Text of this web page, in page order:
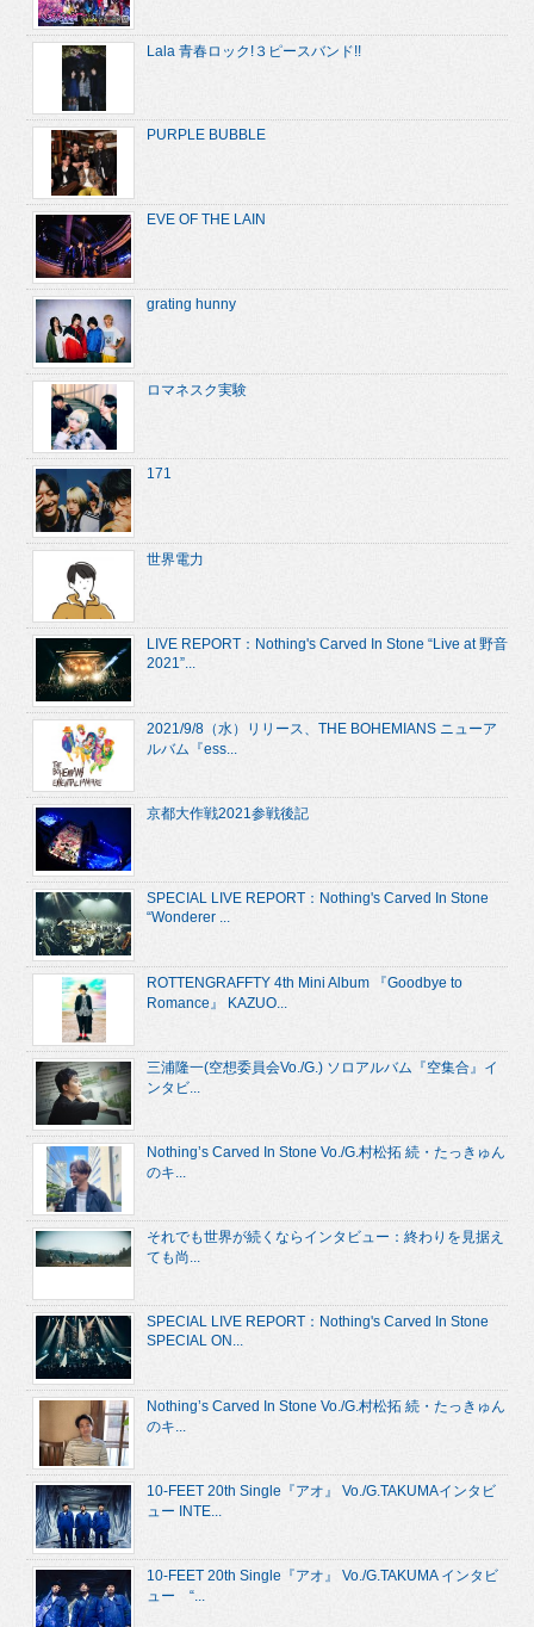
Lala 青春ロック!３ピースバンド!!
PURPLE BUBBLE
EVE OF THE LAIN
grating hunny
ロマネスク実験
171
世界電力
LIVE REPORT：Nothing's Carved In Stone “Live at 野音
2021”...
2021/9/8（水）リリース、THE BOHEMIANS ニューア
ルバム『ess...
京都大作戦2021参戦後記
SPECIAL LIVE REPORT：Nothing's Carved In Stone
“Wonderer ...
ROTTENGRAFFTY 4th Mini Album 『Goodbye to
Romance』 KAZUO...
三浦隆一(空想委員会Vo./G.) ソロアルバム『空集合』イ
ンタビ...
Nothing’s Carved In Stone Vo./G.村松拓 続・たっきゅん
のキ...
それでも世界が続くならインタビュー：終わりを見据え
ても尚...
SPECIAL LIVE REPORT：Nothing's Carved In Stone
SPECIAL ON...
Nothing’s Carved In Stone Vo./G.村松拓 続・たっきゅん
のキ...
10-FEET 20th Single『アオ』 Vo./G.TAKUMAインタビ
ュー INTE...
10-FEET 20th Single『アオ』 Vo./G.TAKUMA インタビ
ュー “...